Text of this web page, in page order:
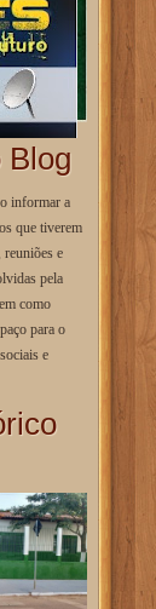
Blog
informar a
que tiverem
reuniões e
pela
como
para o
e